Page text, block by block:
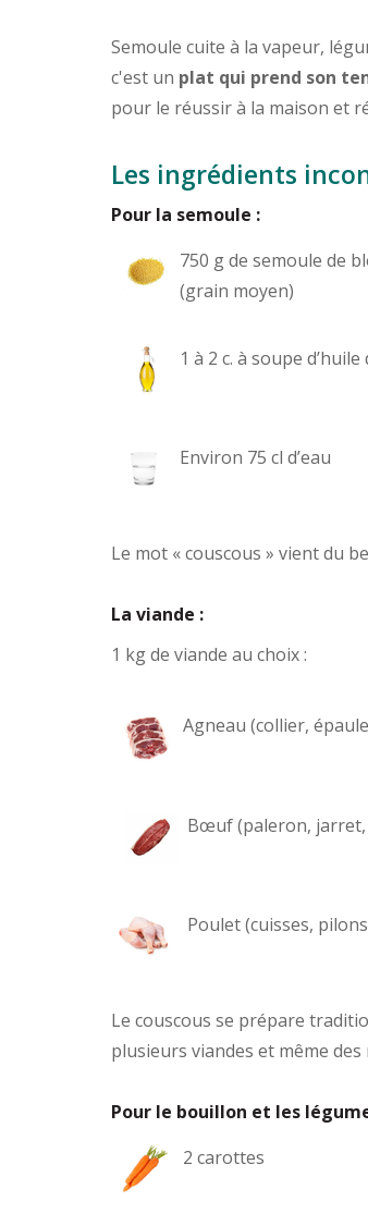
Semoule cuite à la vapeur,
c'est un plat qui prend son
pour le réussir à la maison et
Les ingrédients
Pour la semoule :
750 g de semoule de
(grain moyen)
1 à 2 c. à soupe d’huile
Environ 75 cl d’eau
Le mot « couscous » vient du
La viande :
1 kg de viande au choix :
Agneau (collier,
Bœuf (paleron, jarret,
Poulet (cuisses,
Le couscous se prépare
plusieurs viandes et même
Pour le bouillon et les
2 carottes